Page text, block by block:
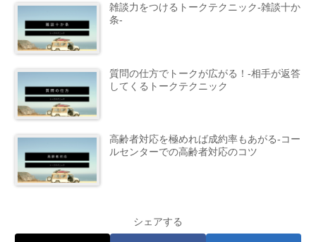
雑談力をつけるトークテクニック-雑談十か
条-
質問の仕方でトークが広がる！-相手が返答
してくるトークテクニック
高齢者対応を極めれば成約率もあがる-コー
ルセンターでの高齢者対応のコツ
シェアする